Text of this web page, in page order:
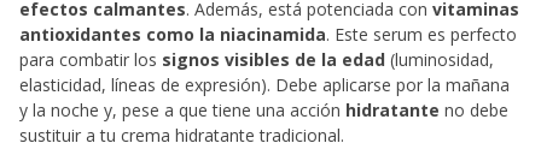
efectos calmantes. Además, está potenciada con vitaminas
antioxidantes como la niacinamida. Este serum es perfecto
para combatir los signos visibles de la edad (luminosidad,
elasticidad, líneas de expresión). Debe aplicarse por la mañana
y la noche y, pese a que tiene una acción hidratante no debe
sustituir a tu crema hidratante tradicional.